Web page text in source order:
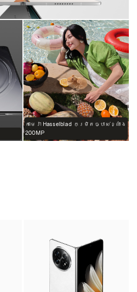
កាមេរ៉ា Hasselblad កម្រិតច្បាស់ខ្លាំង
200MP